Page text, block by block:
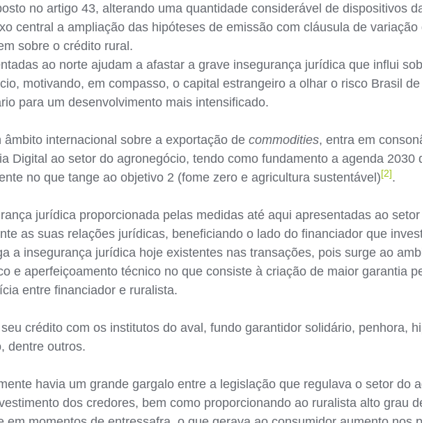
no artigo 43, alterando uma quantidade considerável de dispositivos
central a ampliação das hipóteses de emissão com cláusula de
sobre o crédito rural.
ao norte ajudam a afastar a grave insegurança jurídica que influi
motivando, em compasso, o capital estrangeiro a olhar o risco Brasil
para um desenvolvimento mais intensificado.
internacional sobre a exportação de commodities, entra em
Digital ao setor do agronegócio, tendo como fundamento a agenda 2030
no que tange ao objetivo 2 (fome zero e agricultura sustentável) [2] .
jurídica proporcionada pelas medidas até aqui apresentadas ao
as suas relações jurídicas, beneficiando o lado do financiador que
a insegurança jurídica hoje existentes nas transações, pois surge ao
e aperfeiçoamento técnico no que consiste à criação de maior garantia
entre financiador e ruralista.
crédito com os institutos do aval, fundo garantidor solidário, penhora,
dentre outros.
havia um grande gargalo entre a legislação que regulava o setor do
dos credores, bem como proporcionando ao ruralista alto grau